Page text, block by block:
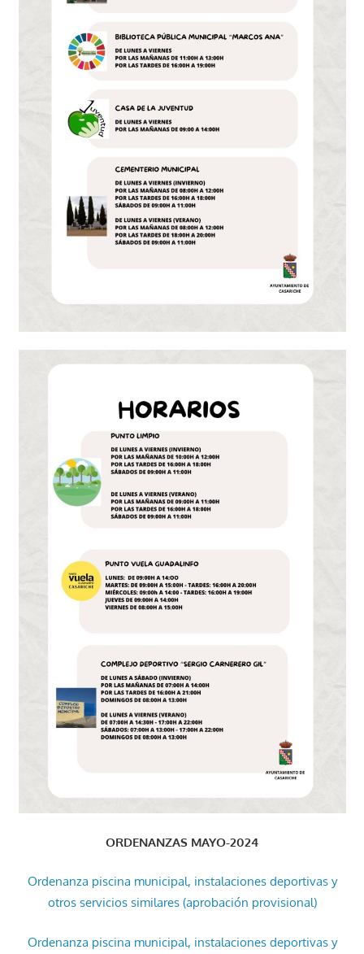
ORDENANZAS MAYO-2024
Ordenanza piscina municipal, instalaciones deportivas y
otros servicios similares (aprobación provisional)
Ordenanza piscina municipal, instalaciones deportivas y